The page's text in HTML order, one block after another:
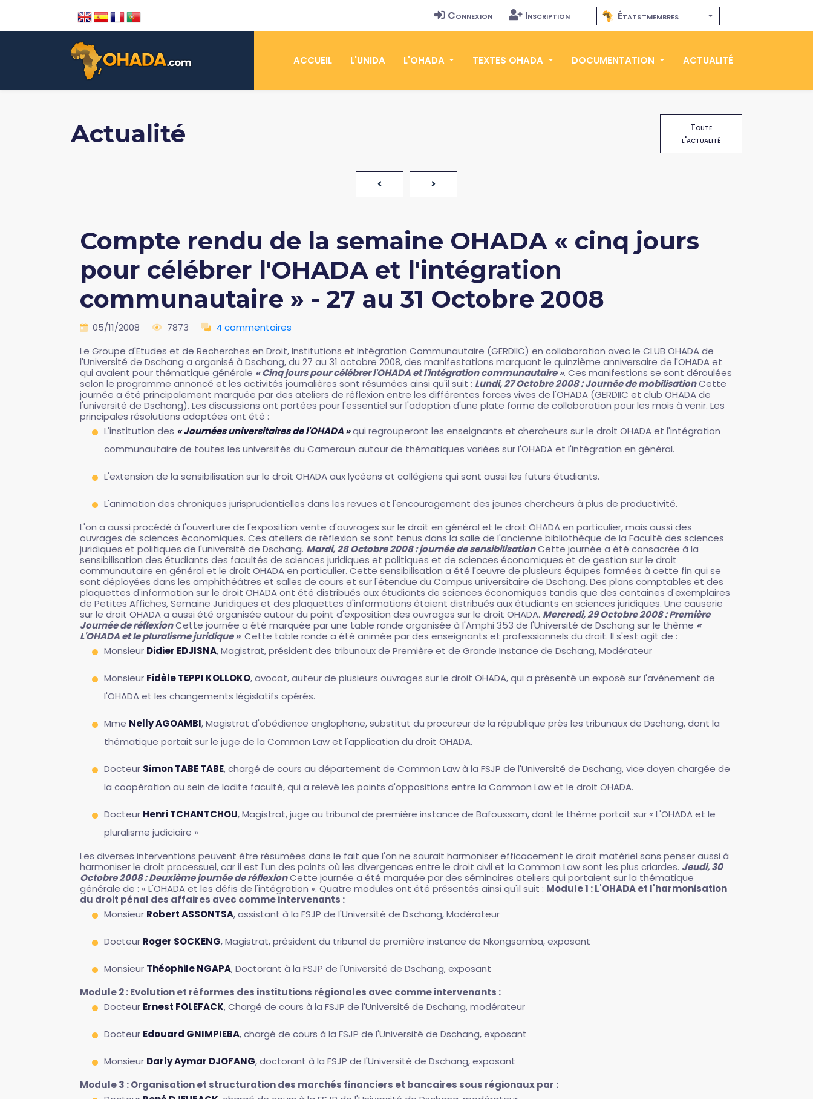
Connexion Inscription États-membres
ACCUEIL L'UNIDA L'OHADA TEXTES OHADA DOCUMENTATION ACTUALITÉ
Actualité
Toute
l'actualité
Compte rendu de la semaine OHADA « cinq jours
pour célébrer l'OHADA et l'intégration
communautaire » - 27 au 31 Octobre 2008
05/11/2008 7873
4 commentaires
Le Groupe d'Etudes et de Recherches en Droit, Institutions et Intégration Communautaire (GERDIIC) en collaboration avec le CLUB OHADA de
l'Université de Dschang a organisé à Dschang, du 27 au 31 octobre 2008, des manifestations marquant le quinzième anniversaire de l'OHADA et
qui avaient pour thématique générale « Cinq jours pour célébrer l'OHADA et l'intégration communautaire ». Ces manifestions se sont déroulées
selon le programme annoncé et les activités journalières sont résumées ainsi qu'il suit : Lundi, 27 Octobre 2008 : Journée de mobilisationCette
journée a été principalement marquée par des ateliers de réflexion entre les différentes forces vives de l'OHADA (GERDIIC et club OHADA de
l'université de Dschang). Les discussions ont portées pour l'essentiel sur l'adoption d'une plate forme de collaboration pour les mois à venir. Les
principales résolutions adoptées ont été :
L'institution des « Journées universitaires de l'OHADA »qui regrouperont les enseignants et chercheurs sur le droit OHADA et l'intégration
communautaire de toutes les universités du Cameroun autour de thématiques variées sur l'OHADA et l'intégration en général.
L'extension de la sensibilisation sur le droit OHADA aux lycéens et collégiens qui sont aussi les futurs étudiants.
L'animation des chroniques jurisprudentielles dans les revues et l'encouragement des jeunes chercheurs à plus de productivité.
L'on a aussi procédé à l'ouverture de l'exposition vente d'ouvrages sur le droit en général et le droit OHADA en particulier, mais aussi des
ouvrages de sciences économiques. Ces ateliers de réflexion se sont tenus dans la salle de l'ancienne bibliothèque de la Faculté des sciences
juridiques et politiques de l'université de Dschang. Mardi, 28 Octobre 2008 : journée de sensibilisationCette journée a été consacrée à la
sensibilisation des étudiants des facultés de sciences juridiques et politiques et de sciences économiques et de gestion sur le droit
communautaire en général et le droit OHADA en particulier. Cette sensibilisation a été l'œuvre de plusieurs équipes formées à cette fin qui se
sont déployées dans les amphithéâtres et salles de cours et sur l'étendue du Campus universitaire de Dschang. Des plans comptables et des
plaquettes d'information sur le droit OHADA ont été distribués aux étudiants de sciences économiques tandis que des centaines d'exemplaires
de Petites Affiches, Semaine Juridiques et des plaquettes d'informations étaient distribués aux étudiants en sciences juridiques. Une causerie
sur le droit OHADA a aussi été organisée autour du point d'exposition des ouvrages sur le droit OHADA. Mercredi, 29 Octobre 2008 : Première
Journée de réflexionCette journée a été marquée par une table ronde organisée à l'Amphi 353 de l'Université de Dschang sur le thème «
L'OHADA et le pluralisme juridique ». Cette table ronde a été animée par des enseignants et professionnels du droit. Il s'est agit de :
Monsieur Didier EDJISNA, Magistrat, président des tribunaux de Première et de Grande Instance de Dschang, Modérateur
Monsieur Fidèle TEPPI KOLLOKO, avocat, auteur de plusieurs ouvrages sur le droit OHADA, qui a présenté un exposé sur l'avènement de
l'OHADA et les changements législatifs opérés.
Mme Nelly AGOAMBI, Magistrat d'obédience anglophone, substitut du procureur de la république près les tribunaux de Dschang, dont la
thématique portait sur le juge de la Common Law et l'application du droit OHADA.
Docteur Simon TABE TABE, chargé de cours au département de Common Law à la FSJP de l'Université de Dschang, vice doyen chargée de
la coopération au sein de ladite faculté, qui a relevé les points d'oppositions entre la Common Law et le droit OHADA.
Docteur Henri TCHANTCHOU, Magistrat, juge au tribunal de première instance de Bafoussam, dont le thème portait sur « L'OHADA et le
pluralisme judiciaire »
Les diverses interventions peuvent être résumées dans le fait que l'on ne saurait harmoniser efficacement le droit matériel sans penser aussi à
harmoniser le droit processuel, car il est l'un des points où les divergences entre le droit civil et la Common Law sont les plus criardes. Jeudi, 30
Octobre 2008 : Deuxième journée de réflexionCette journée a été marquée par des séminaires ateliers qui portaient sur la thématique
générale de : « L'OHADA et les défis de l'intégration ». Quatre modules ont été présentés ainsi qu'il suit : Module 1 : L'OHADA et l'harmonisation
du droit pénal des affaires avec comme intervenants :
Monsieur Robert ASSONTSA, assistant à la FSJP de l'Université de Dschang, Modérateur
Docteur Roger SOCKENG, Magistrat, président du tribunal de première instance de Nkongsamba, exposant
Monsieur Théophile NGAPA, Doctorant à la FSJP de l'Université de Dschang, exposant
Module 2 : Evolution et réformes des institutions régionales avec comme intervenants :
Docteur Ernest FOLEFACK, Chargé de cours à la FSJP de l'Université de Dschang, modérateur
Docteur Edouard GNIMPIEBA, chargé de cours à la FSJP de l'Université de Dschang, exposant
Monsieur Darly Aymar DJOFANG, doctorant à la FSJP de l'Université de Dschang, exposant
Module 3 : Organisation et structuration des marchés financiers et bancaires sous régionaux par :